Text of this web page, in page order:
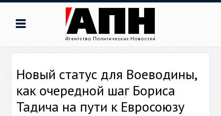
Новый статус для Воеводины,
как очередной шаг Бориса
Тадича на пути к Евросоюзу